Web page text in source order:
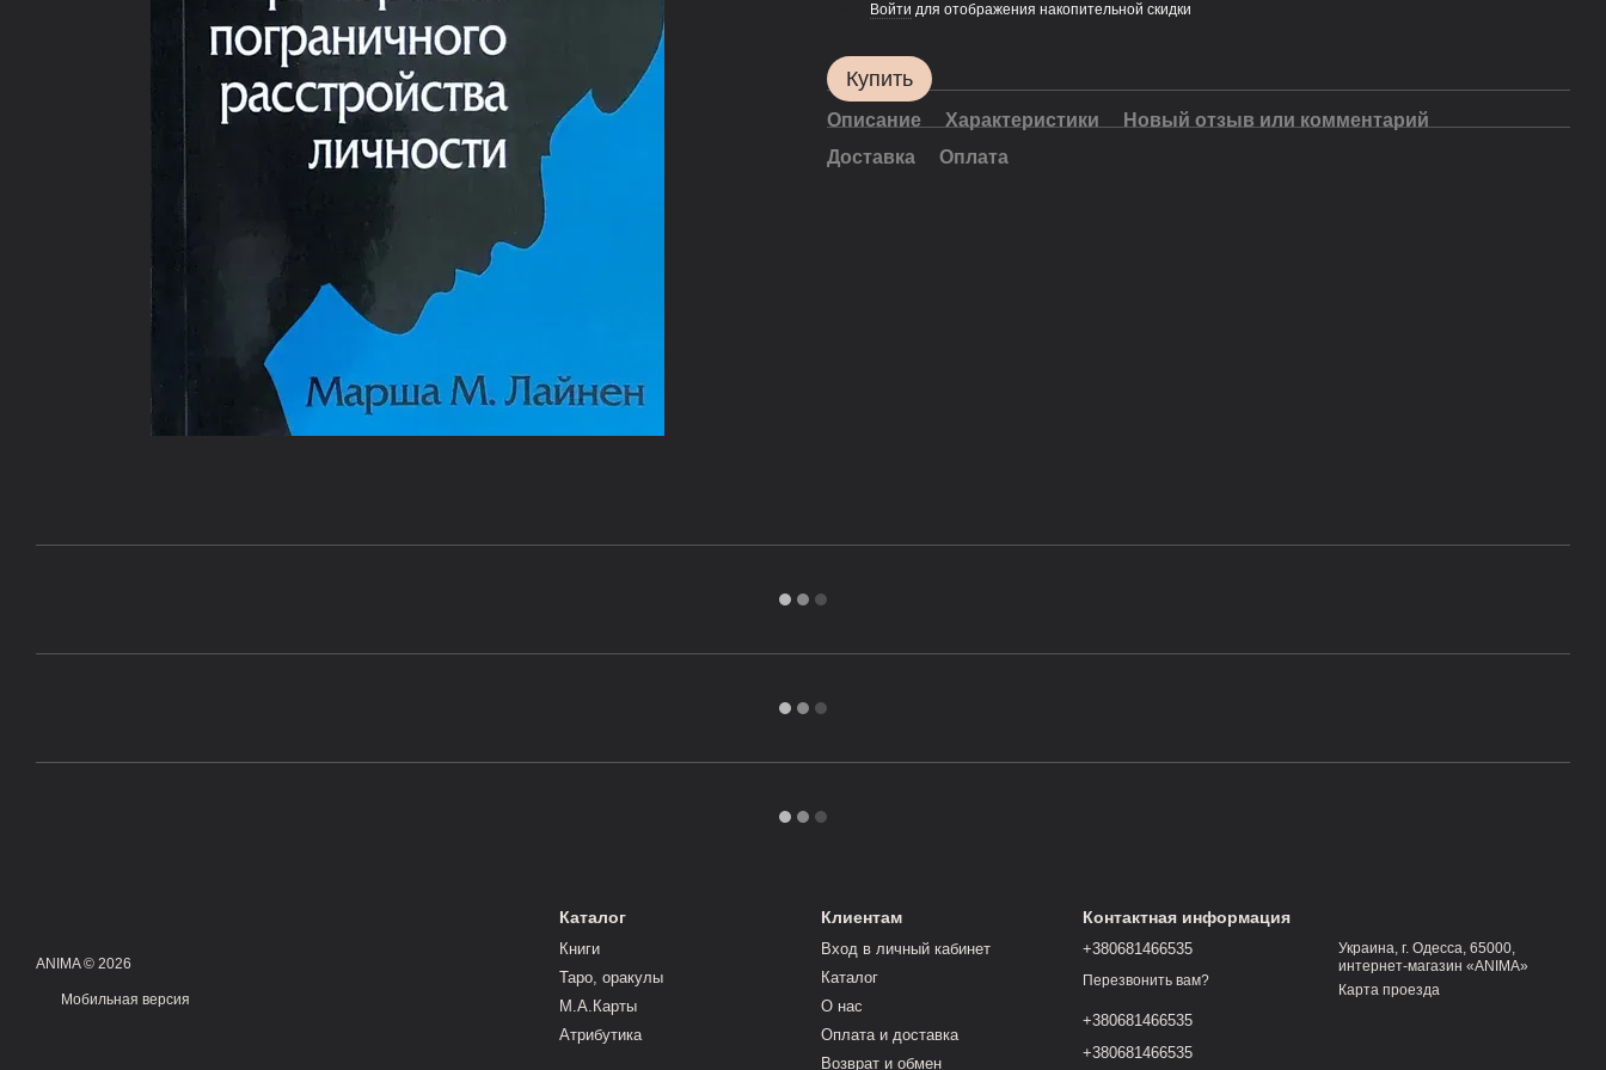
Войти для отображения накопительной скидки
Купить
Описание Характеристики
Новый отзыв или комментарий
Доставка
Оплата
ANIMA © 2026
Мобильная версия
Каталог
Книги
Таро, оракулы
М.А.Карты
Атрибутика
Клиентам
Вход в личный кабинет
Каталог
О нас
Оплата и доставка
Возврат и обмен
Контактная информация
+380681466535
Перезвонить вам?
+380681466535
+380681466535
Украина, г. Одесса, 65000,
интернет-магазин «ANIMA»
Карта проезда